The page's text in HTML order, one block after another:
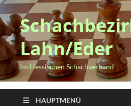
Lahn/Eder
im Hessischen Schachverband
HAUPTMENÜ